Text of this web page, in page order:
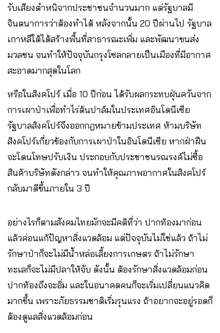
รับเสียงตำหนิจากประชาชนจำนวนมาก แต่รัฐบาลมี
จินตนาการว่าต้องทำได้ หลังจากนั้น 20 ปีผ่านไป รัฐบาล
เกาหลีใต้ได้สร้างพื้นที่สาธารณะเพิ่ม และพัฒนาขนส่ง
มวลชน จนทำให้ปัจจุบันกรุงโซลกลายเป็นเมืองที่มีอากาศ
สะอาดมากสุดในโลก
หรือในสิงคโปร์ เมื่อ 10 ปีก่อน ได้รับผลกระทบฝุ่นควันจาก
การเผาป่าเพื่อทำไร่ต้นปาล์มในประเทศอินโดนีเซีย
รัฐบาลสิงคโปร์จึงออกกฎหมายข้ามประเทศ ห้ามบริษัท
สิงคโปร์เกี่ยวข้องกับการเผาป่าในอินโดนีเซีย หากฝ่าฝืน
จะโดนโทษปรับเงิน ประกอบกับประชาชนรณรงค์ไม่ซื้อ
สินค้าบริษัทดังกล่าว จนทำให้คุณภาพอากาศในสิงคโปร์
กลับมาดีขึ้นภายใน 3 ปี
อย่างไรก็ตามสังคมไทยมักจะมีคติที่ว่า ปากท้องมาก่อน
แล้วค่อนแก้ปัญหาสิ่งแวดล้อม แต่ปัจจุบันไม่ใช่แล้ว ถ้าไม่
รักษาป่าก็จะไม่มีน้ำหล่อเลี้ยงการเกษตร ถ้าไม่รักษา
ทะเลก็จะไม่มีปลาให้จับ ดังนั้น ต้องรักษาสิ่งแวดล้อมก่อน
ปากท้องถึงจะอิ่ม และในอนาคตคนก็จะเริ่มเปลี่ยนแนวคิด
มากขึ้น เพราะภัยธรรมชาติเริ่มรุนแรง ถ้าอยากจะอยู่รอดก็
ต้องดูแลสิ่งแวดล้อมก่อน